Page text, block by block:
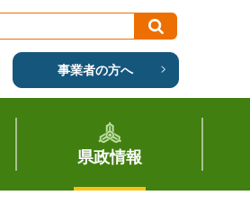
事業者の方へ
県政情報